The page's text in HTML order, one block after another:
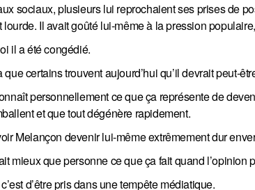
sociaux, plusieurs lui reprochaient ses prises de
lourde. Il avait goûté lui-même à la pression
il a été congédié.
que certains trouvent aujourd’hui qu’il devrait peut-
personnellement ce que ça représente de
et que tout dégénère rapidement.
Melançon devenir lui-même extrêmement dur
mieux que personne ce que ça fait quand
d’être pris dans une tempête médiatique.